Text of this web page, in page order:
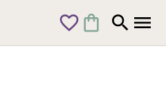
favorite_outline shopping_bag search menu